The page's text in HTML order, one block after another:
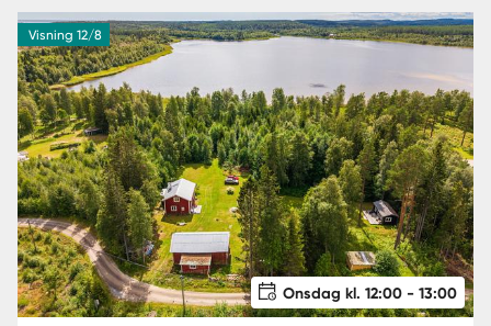
Visning 12/8
Onsdag kl. 12:00 - 13:00